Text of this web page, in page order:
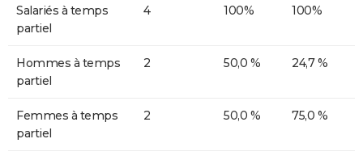
Salariés à temps
partiel
4 100% 100%
Hommes à temps
partiel
2 50,0 % 24,7 %
Femmes à temps
partiel
2 50,0 % 75,0 %